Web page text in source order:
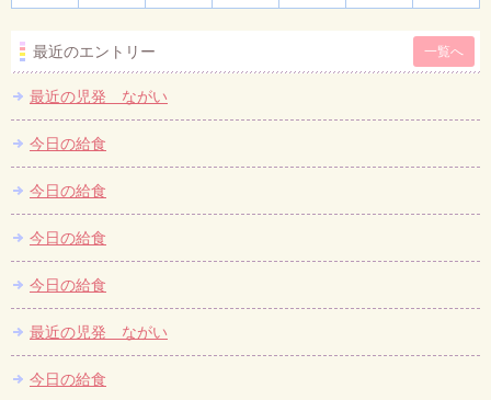
最近のエントリー 一覧へ
最近の児発 ながい
今日の給食
今日の給食
今日の給食
今日の給食
最近の児発 ながい
今日の給食